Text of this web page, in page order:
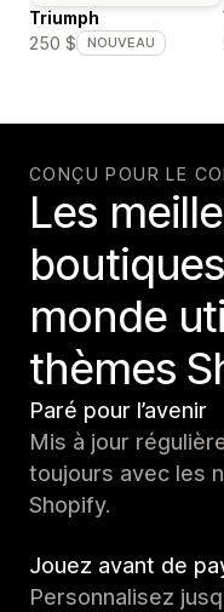
Triumph
250 $
NOUVEAU
CONÇU POUR LE
Les
monde
thèmes
Paré pour l’avenir
Mis à jour
toujours avec les
Shopify.
Jouez avant de
Personnalisez